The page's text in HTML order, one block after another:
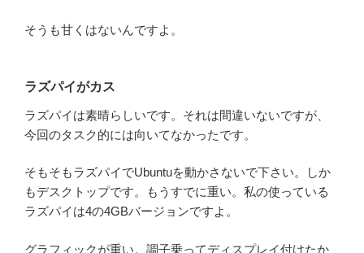
そうも甘くはないんですよ。
ラズパイがカス
ラズパイは素晴らしいです。それは間違いないですが、
今回のタスク的には向いてなかったです。
そもそもラズパイでUbuntuを動かさないで下さい。しか
もデスクトップです。もうすでに重い。私の使っている
ラズパイは4の4GBバージョンですよ。
グラフィックが重い。調子乗ってディスプレイ付けたか